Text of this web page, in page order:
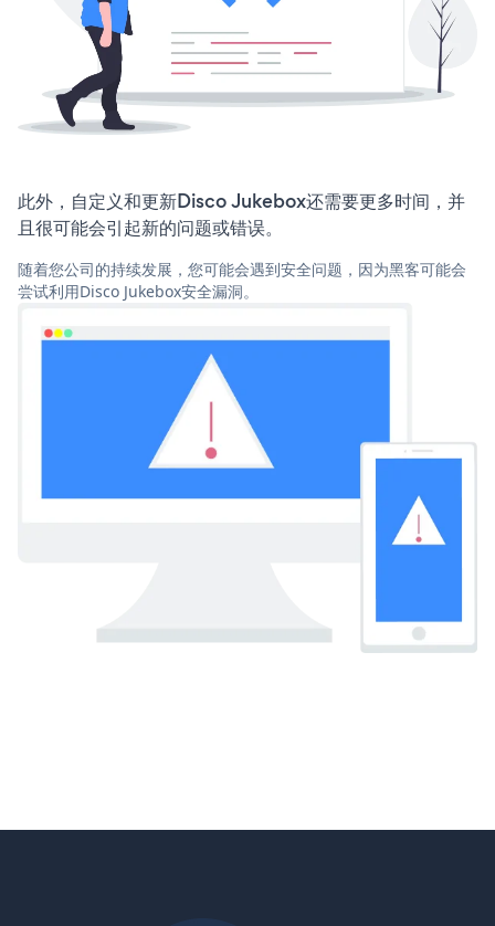
此外，自定义和更新Disco Jukebox还需要更多时间，并
且很可能会引起新的问题或错误。
随着您公司的持续发展，您可能会遇到安全问题，因为黑客可能会
尝试利用Disco Jukebox安全漏洞。